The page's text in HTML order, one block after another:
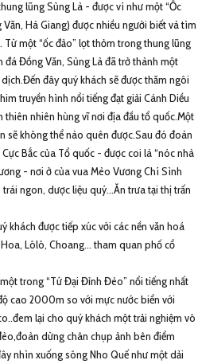
lũng Sủng Là - được ví như một “Ốc
Hà Giang) được nhiều người biết và tìm
Từ một “ốc đảo” lọt thỏm trong thung lũng
Đồng Văn, Sủng Là đã trở thành một
đây quý khách sẽ được thăm ngôi
truyền hình nổi tiếng đạt giải Cánh Diều
nhiên hùng vĩ nơi địa đầu tổ quốc.Một
sẽ không thể nào quên được.Sau đó đoàn
Bắc của Tổ quốc - được coi là “nóc nhà
- nơi ở của vua Mèo Vương Chí Sình
ngon, dược liệu quý…Ăn trưa tại thị trấn
khách được tiếp xúc với các nền văn hoá
Lôlô, Choang… tham quan phố cổ
trong “Tứ Đại Đỉnh Đèo” nổi tiếng nhất
cao 2000m so với mực nước biển với
lại cho quý khách một trải nghiệm vô
dừng chân chụp ảnh bên điểm
nhìn xuống sông Nho Quế như một dải